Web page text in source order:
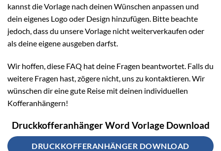
kannst die Vorlage nach deinen Wünschen anpassen und
dein eigenes Logo oder Design hinzufügen. Bitte beachte
jedoch, dass du unsere Vorlage nicht weiterverkaufen oder
als deine eigene ausgeben darfst.
Wir hoffen, diese FAQ hat deine Fragen beantwortet. Falls du
weitere Fragen hast, zögere nicht, uns zu kontaktieren. Wir
wünschen dir eine gute Reise mit deinen individuellen
Kofferanhängern!
Druckkofferanhänger Word Vorlage Download
DRUCKKOFFERANHÄNGER DOWNLOAD